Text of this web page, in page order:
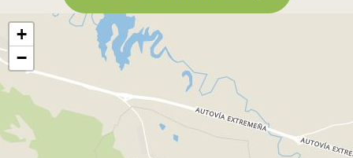
+
−